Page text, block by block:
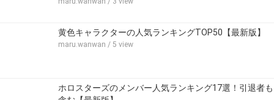
黄色キャラクターの人気ランキングTOP50【最新版】
maru.wanwan / 5 view
ホロスターズのメンバー人気ランキング17選！引退者も